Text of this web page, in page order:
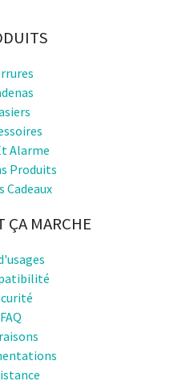
Alarme
Produits
Cadeaux
ÇA MARCHE
FAQ